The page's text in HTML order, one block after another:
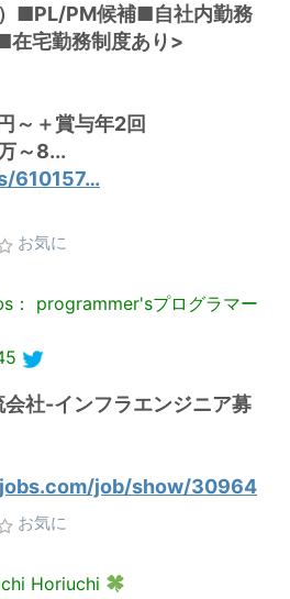
■PL/PM候補■自社内勤務
宅勤務制度あり>
～＋賞与年2回
～8...
610157…
お気に
： programmer'sプログラマー
社-インフラエンジニア募
job/show/30964
お気に
Horiuchi